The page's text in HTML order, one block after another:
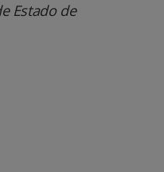
Estado de